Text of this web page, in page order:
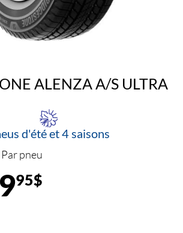
ALENZA A/S ULTRA
d'été et 4 saisons
Par pneu
95$